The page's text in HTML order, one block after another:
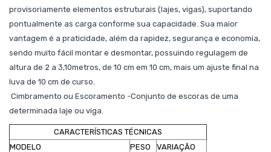
provisoriamente elementos estruturais (lajes, vigas), suportando
pontualmente as carga conforme sua capacidade. Sua maior
vantagem é a praticidade, além da rapidez, segurança e economia,
sendo muito fácil montar e desmontar, possuindo regulagem de
altura de 2 a 3,10metros, de 10 cm em 10 cm, mais um ajuste final na
luva de 10 cm de curso.
Cimbramento ou Escoramento -Conjunto de escoras de uma
determinada laje ou viga.
CARACTERÍSTICAS TÉCNICAS
MODELO
PESO
VARIAÇÃO